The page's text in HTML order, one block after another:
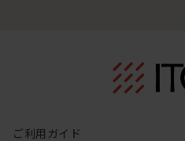
ご利用ガイド